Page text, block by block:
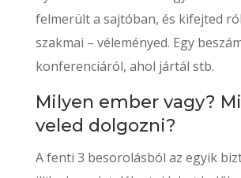
felmerült a sajtóban, és kifejted
szakmai – véleményed. Egy
konferenciáról, ahol jártál stb.
Milyen ember vagy?
veled dolgozni?
A fenti 3 besorolásból az egyik